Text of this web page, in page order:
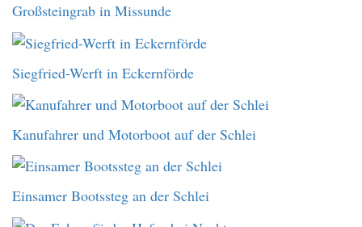
Großsteingrab in Missunde
Siegfried-Werft in Eckernförde
Kanufahrer und Motorboot auf der Schlei
Einsamer Bootssteg an der Schlei